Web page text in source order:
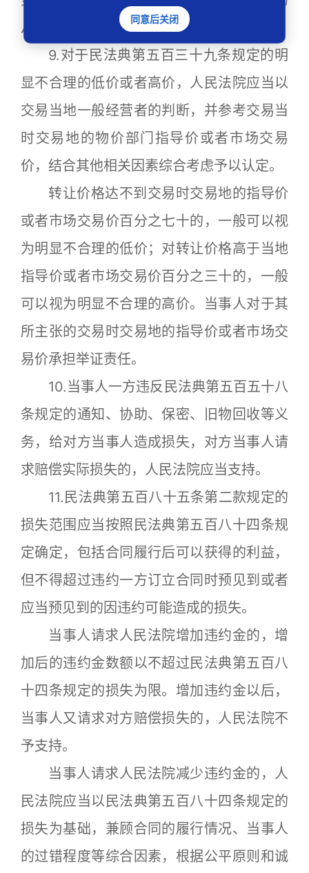
从权利情况的，应当承担举证责任。
9.对于民法典第五百三十九条规定的明
显不合理的低价或者高价，人民法院应当以
交易当地一般经营者的判断，并参考交易当
时交易地的物价部门指导价或者市场交易
价，结合其他相关因素综合考虑予以认定。
转让价格达不到交易时交易地的指导价
或者市场交易价百分之七十的，一般可以视
为明显不合理的低价；对转让价格高于当地
指导价或者市场交易价百分之三十的，一般
可以视为明显不合理的高价。当事人对于其
所主张的交易时交易地的指导价或者市场交
易价承担举证责任。
10.当事人一方违反民法典第五百五十八
条规定的通知、协助、保密、旧物回收等义
务，给对方当事人造成损失，对方当事人请
求赔偿实际损失的，人民法院应当支持。
11.民法典第五百八十五条第二款规定的
损失范围应当按照民法典第五百八十四条规
定确定，包括合同履行后可以获得的利益，
但不得超过违约一方订立合同时预见到或者
应当预见到的因违约可能造成的损失。
当事人请求人民法院增加违约金的，增
加后的违约金数额以不超过民法典第五百八
十四条规定的损失为限。增加违约金以后，
当事人又请求对方赔偿损失的，人民法院不
予支持。
当事人请求人民法院减少违约金的，人
民法院应当以民法典第五百八十四条规定的
损失为基础，兼顾合同的履行情况、当事人
的过错程度等综合因素，根据公平原则和诚
同意后关闭